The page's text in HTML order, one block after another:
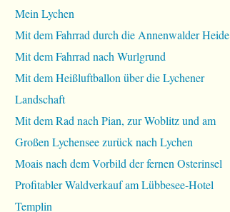
Mein Lychen
Mit dem Fahrrad durch die Annenwalder Heide
Mit dem Fahrrad nach Wurlgrund
Mit dem Heißluftballon über die Lychener
Landschaft
Mit dem Rad nach Pian, zur Woblitz und am
Großen Lychensee zurück nach Lychen
Moais nach dem Vorbild der fernen Osterinsel
Profitabler Waldverkauf am Lübbesee-Hotel
Templin